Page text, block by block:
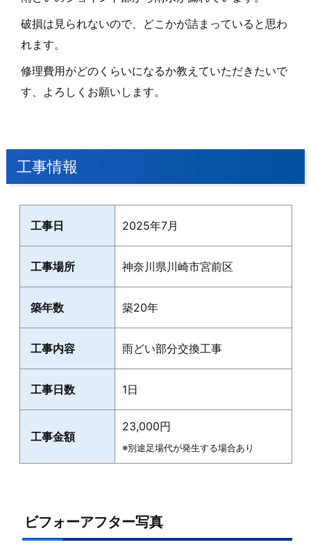
破損は見られないので、どこかが詰まっていると思わ
れます。
修理費用がどのくらいになるか教えていただきたいで
す、よろしくお願いします。
工事情報
工事日 2025年7月
工事場所 神奈川県川崎市宮前区
築年数 築20年
工事内容 雨どい部分交換工事
工事日数 1日
工事金額
23,000円
※別途足場代が発生する場合あり
ビフォーアフター写真